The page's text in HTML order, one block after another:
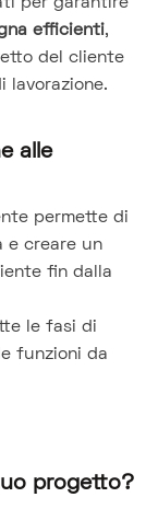
per garantire
efficienti,
del cliente
lavorazione.
alle
permette di
e creare un
fin dalla
le fasi di
funzioni da
progetto?